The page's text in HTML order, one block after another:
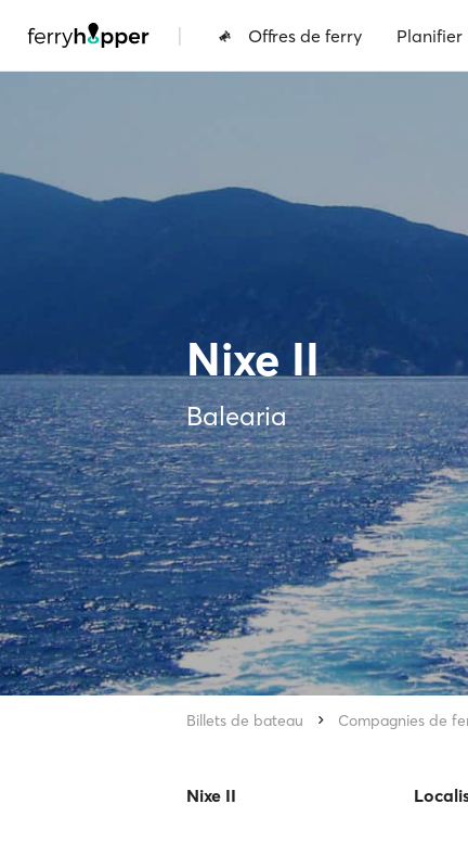
| Offres de ferry Planifier
Nixe II
Balearia
Billets de bateau Compagnies de
Nixe II